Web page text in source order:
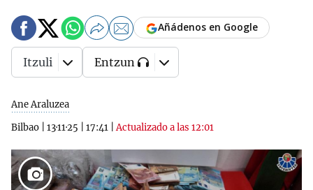
Ane Araluzea
Bilbao
13·11·25 17:41 |Actualizado a las 12:01
Añádenos en Google
Itzuli Entzun